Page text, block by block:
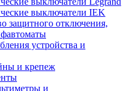
выключатели IEK
защитного отключения,
устройства и
и крепеж
и